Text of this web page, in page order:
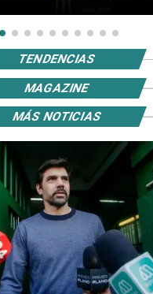
TENDENCIAS
MAGAZINE
MÁS NOTICIAS